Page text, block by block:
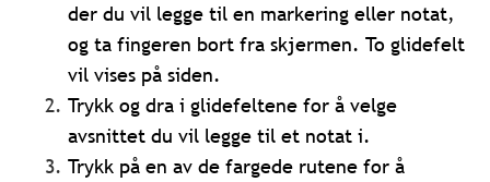
der du vil legge til en markering eller notat,
og ta fingeren bort fra skjermen. To glidefelt
vil vises på siden.
Trykk og dra i glidefeltene for å velge
avsnittet du vil legge til et notat i.
Trykk på en av de fargede rutene for å